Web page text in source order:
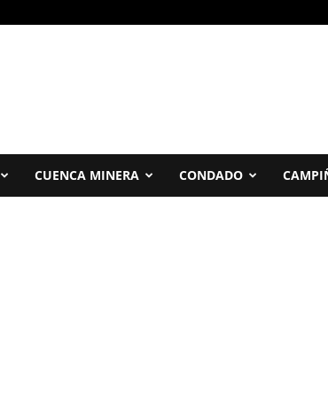
CUENCA MINERA CONDADO